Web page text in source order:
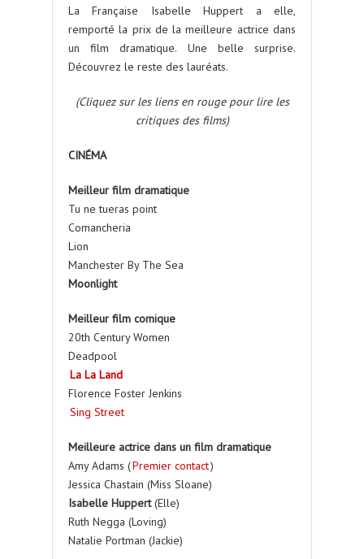
La Française Isabelle Huppert a elle,
remporté la prix de la meilleure actrice dans
un film dramatique. Une belle surprise.
Découvrez le reste des lauréats.
(Cliquez sur les liens en rouge pour lire les
critiques des films)
CINÉMA
Meilleur film dramatique
Tu ne tueras point
Comancheria
Lion
Manchester By The Sea
Moonlight
Meilleur film comique
20th Century Women
Deadpool
La La Land
Florence Foster Jenkins
Sing Street
Meilleure actrice dans un film dramatique
Amy Adams (Premier contact)
Jessica Chastain (Miss Sloane)
Isabelle Huppert(Elle)
Ruth Negga (Loving)
Natalie Portman (Jackie)